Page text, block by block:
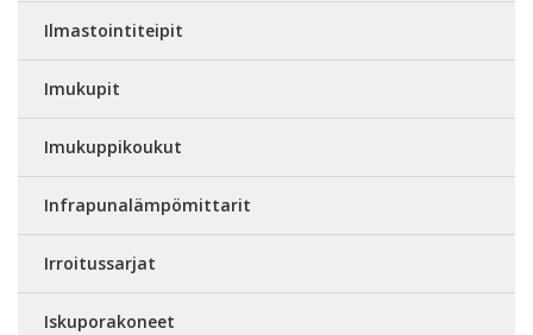
Ilmastointiteipit
Imukupit
Imukuppikoukut
Infrapunalämpömittarit
Irroitussarjat
Iskuporakoneet